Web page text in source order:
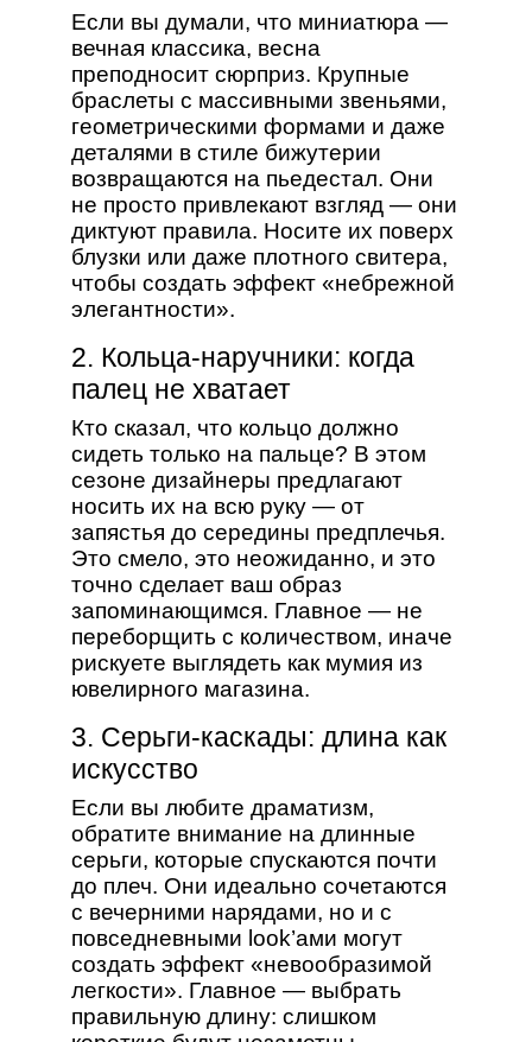
Если вы думали, что миниатюра —
вечная классика, весна
преподносит сюрприз. Крупные
браслеты с массивными звеньями,
геометрическими формами и даже
деталями в стиле бижутерии
возвращаются на пьедестал. Они
не просто привлекают взгляд — они
диктуют правила. Носите их поверх
блузки или даже плотного свитера,
чтобы создать эффект «небрежной
элегантности».
2. Кольца-наручники: когда
палец не хватает
Кто сказал, что кольцо должно
сидеть только на пальце? В этом
сезоне дизайнеры предлагают
носить их на всю руку — от
запястья до середины предплечья.
Это смело, это неожиданно, и это
точно сделает ваш образ
запоминающимся. Главное — не
переборщить с количеством, иначе
рискуете выглядеть как мумия из
ювелирного магазина.
3. Серьги-каскады: длина как
искусство
Если вы любите драматизм,
обратите внимание на длинные
серьги, которые спускаются почти
до плеч. Они идеально сочетаются
с вечерними нарядами, но и с
повседневными look’ами могут
создать эффект «невообразимой
легкости». Главное — выбрать
правильную длину: слишком